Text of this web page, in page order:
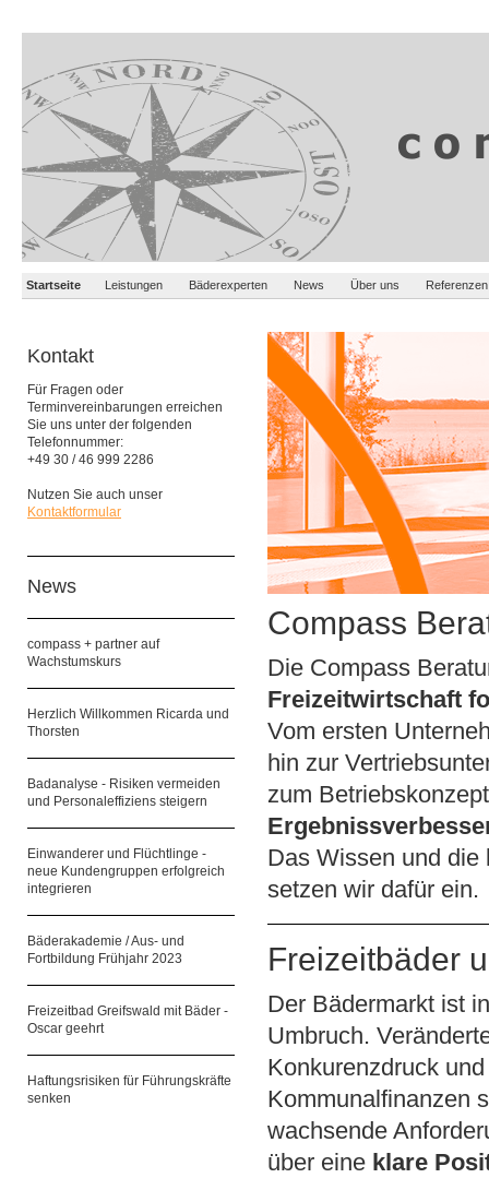
Startseite Leistungen Bäderexperten News Über uns Referenzen
Compass
Die Compass
Freizeitwirtschaft
Vom ersten
hin zur
zum
Das Wissen und
setzen wir dafür ein.
Freizeitbäder
Der Bädermarkt ist
Umbruch.
Konkurenzdruck
Kommunalfinanzen
wachsende
über eine klare
Kontakt
Für Fragen oder
Terminvereinbarungen erreichen
Sie uns unter der folgenden
Telefonnummer:
+49 30 / 46 999 2286
Nutzen Sie auch unser
Kontaktformular
News
compass + partner auf
Wachstumskurs
Herzlich Willkommen Ricarda und
Thorsten
Badanalyse - Risiken vermeiden
und Personaleffiziens steigern
Einwanderer und Flüchtlinge -
neue Kundengruppen erfolgreich
integrieren
Bäderakademie / Aus- und
Fortbildung Frühjahr 2023
Freizeitbad Greifswald mit Bäder -
Oscar geehrt
Haftungsrisiken für Führungskräfte
senken